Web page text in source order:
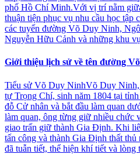
phố Hồ Chí Minh.Với vị trí nằm
thuận tiện phục vụ nhu cầu học tập
các tuyến đường Võ Duy Ninh,
Nguyễn Hữu Cảnh và những khu
Giới thiệu lịch sử về tên đường
Tiểu sử Võ Duy NinhVõ Duy
tự Trọng Chí, sinh năm 1804 tại
đỗ Cử nhân và bắt đầu làm quan
làm quan, ông từng giữ nhiều chức
giao trấn giữ thành Gia Định. Khi
tấn công và thành Gia Định thất
đã tuẫn tiết, thể hiện khí tiết và lòng